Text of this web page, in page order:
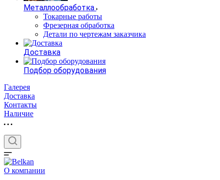
Металлообработка
Токарные работы
Фрезерная обработка
Детали по чертежам заказчика
Доставка
Подбор оборудования
Галерея
Доставка
Контакты
Наличие
О компании